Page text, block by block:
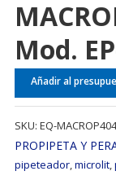
Mod.
Añadir al
SKU: EQ-
PROPIPETA Y
pipeteador,microlit,